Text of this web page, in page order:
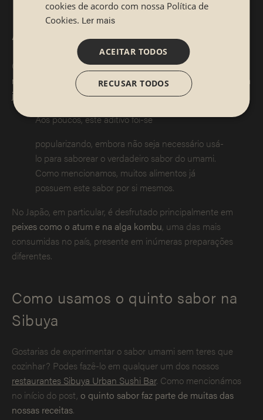
A culinária japonesa e o umami
Com uma produção cada vez maior,o glutamato
monossódico é um ingrediente que nunca falta na culinária
japonesa
, já que é usado como substituto do sal.
Aos poucos, este aditivo foi-se
popularizando, embora não seja necessário usá-
lo para saborear o verdadeiro sabor do umami.
Como mencionamos, muitos alimentos já
possuem este sabor por si mesmos.
No Japão, em particular, é desfrutado principalmente em
peixes como o atum e na alga kombu, uma das mais
consumidas no país, presente em inúmeras preparações
diferentes.
Como usamos o quinto sabor na
Sibuya
Gostarias de experimentar o sabor umami sem teres que
cozinhar? Podes fazê-lo em qualquer um dos nossos
restaurantes Sibuya Urban Sushi Bar. Como mencionámos
no início do post, o quinto sabor faz parte de muitas das
nossas receitas.
cookies de acordo com nossa Política de
Cookies. Ler mais
ACEITAR TODOS
RECUSAR TODOS